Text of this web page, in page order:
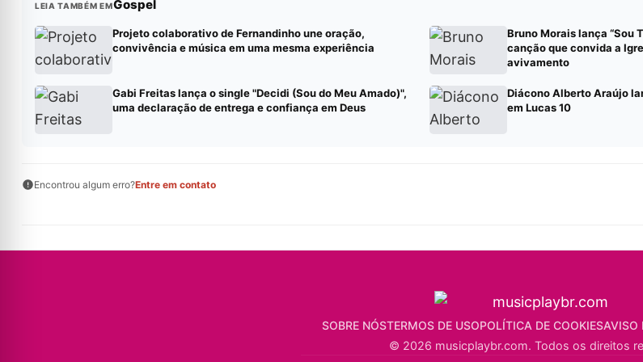
LEIA TAMBÉM EMGospel
Projeto colaborativo de Fernandinho une oração,
convivência e música em uma mesma experiência
Bruno Morais lança “Sou
canção que convida a
avivamento
Gabi Freitas lança o single "Decidi (Sou do Meu Amado)",
uma declaração de entrega e confiança em Deus
Diácono Alberto Araújo
em Lucas 10
Encontrou algum erro?Entre em contato
SOBRE NÓSTERMOS DE USOPOLÍTICA DE COOKIESAVISO
© 2026 musicplaybr.com. Todos os direitos